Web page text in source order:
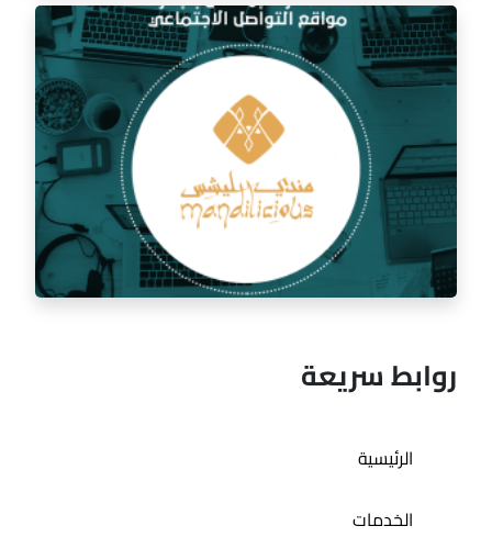
إدارة السوشيال ميديا لمطعم السفرة الذهبية
إدارة السوشيال ميديا لمطعم مندي ليشس
روابط سريعة
الرئيسية
الخدمات